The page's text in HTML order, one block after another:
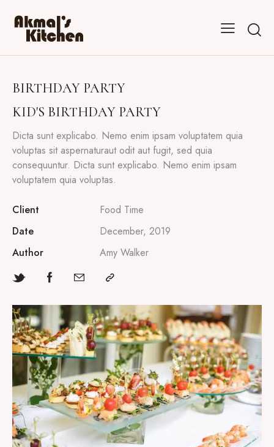
BIRTHDAY PARTY
KID'S BIRTHDAY PARTY
Dicta sunt explicabo. Nemo enim ipsam voluptatem quia
voluptas sit aspernaturaut odit aut fugit, sed quia
consequuntur. Dicta sunt explicabo. Nemo enim ipsam
voluptatem quia voluptas.
Client
Food Time
Date
December, 2019
Author
Amy Walker